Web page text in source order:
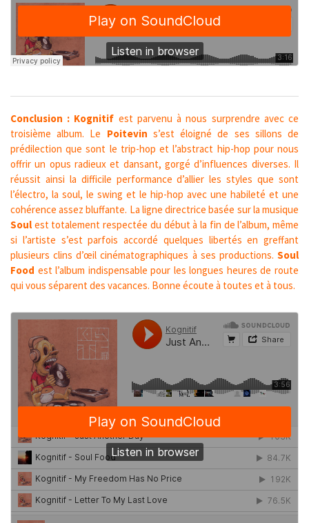
Conclusion : Kognitif est parvenu ànous surprendre avec ce
troisième album. Le Poitevin s’est éloigné de ses sillons de
prédilection que sont le trip-hop et l’abstract hip-hop pour nous
offrir un opus radieux et dansant, gorgé d’influences diverses. Il
réussit ainsi la difficile performance d’allier les styles que sont
l’électro, la soul, le swing et le hip-hop avec une habileté et une
cohérence assez bluffante. La ligne directrice basée sur la musique
Soul est totalement respectée du début à la fin de l’album, même
si l’artiste s’est parfois accordé quelques libertés en greffant
plusieurs clins d’œil cinématographiques à ses productions. Soul
Food est l’album indispensable pour les longues heures de route
qui vous séparent des vacances. Bonne écoute à toutes et à tous.